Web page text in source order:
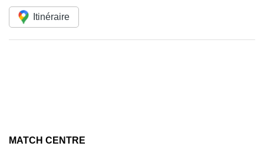
Itinéraire
MATCH CENTRE